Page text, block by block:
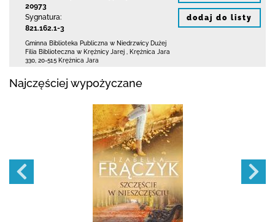
20973
Sygnatura:
821.162.1-3
Gminna Biblioteka Publiczna w Niedrzwicy Dużej
Filia Biblioteczna w Krężnicy Jarej
Krężnica Jara
330 20-515 Krężnica Jara
dodaj do listy
Najczęściej wypożyczane